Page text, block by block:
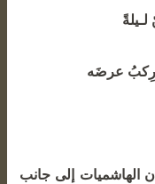
عرضَه
الهاشميات إلى جانب